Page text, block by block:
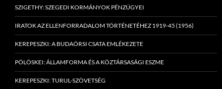
SZIGETHY: SZEGEDI KORMÁNYOK PÉNZÜGYEI
IRATOK AZ ELLENFORRADALOM TÖRTÉNETÉHEZ 1919-45 (1956)
KEREPESZKI: A BUDAÖRSI CSATA EMLÉKEZETE
PÖLÖSKEI: ÁLLAMFORMA ÉS A KÖZTÁRSASÁGI ESZME
KEREPESZKI: TURUL-SZÖVETSÉG